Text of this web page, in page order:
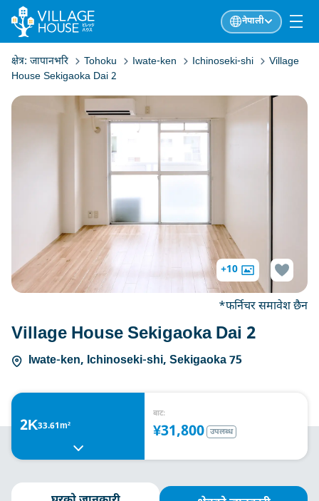
नेपाली
क्षेत्र: जापानभरि Tohoku Iwate-ken Ichinoseki-shi
Village
House Sekigaoka Dai 2
Village House Sekigaoka Dai 2
Iwate-ken, Ichinoseki-shi, Sekigaoka 75
+10
*फर्निचर समावेश छैन
2K33.61m²
बाट:
¥31,800 उपलब्ध